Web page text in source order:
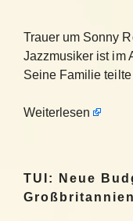
Trauer um Sonny
Jazzmusiker ist im
Seine Familie
Weiterlesen
TUI: Neue
Großbritannien